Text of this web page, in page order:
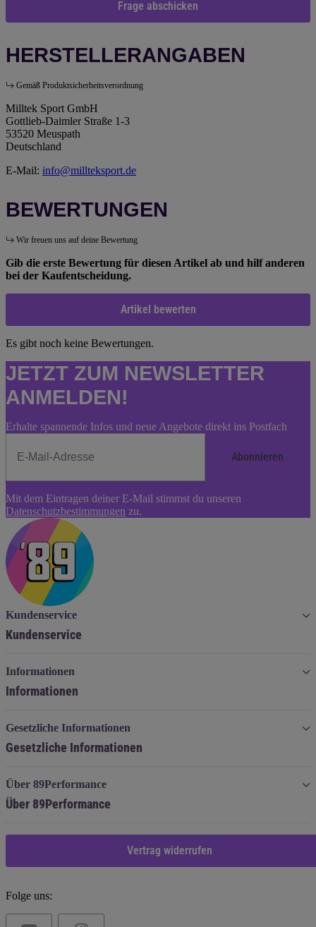
Frage abschicken
HERSTELLERANGABEN
Gemäß Produktsicherheitsverordnung
Milltek Sport GmbH
Gottlieb-Daimler Straße 1-3
53520 Meuspath
Deutschland
E-Mail: info@millteksport.de
BEWERTUNGEN
Wir freuen uns auf deine Bewertung
Gib die erste Bewertung für diesen Artikel ab und hilf anderen
bei der Kaufentscheidung.
Artikel bewerten
Es gibt noch keine Bewertungen.
JETZT ZUM NEWSLETTER
ANMELDEN!
Erhalte spannende Infos und neue Angebote direkt ins Postfach
Abonnieren
Abonnieren
Mit dem Eintragen deiner E-Mail stimmst du unseren
Datenschutzbestimmungen zu.
Kundenservice
Kundenservice
Informationen
Informationen
Gesetzliche Informationen
Gesetzliche Informationen
Über 89Performance
Über 89Performance
Vertrag widerrufen
Folge uns: